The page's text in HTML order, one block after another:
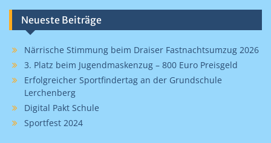
Neueste Beiträge
Närrische Stimmung beim Draiser Fastnachtsumzug 2026
3. Platz beim Jugendmaskenzug – 800 Euro Preisgeld
Erfolgreicher Sportfindertag an der Grundschule
Lerchenberg
Digital Pakt Schule
Sportfest 2024